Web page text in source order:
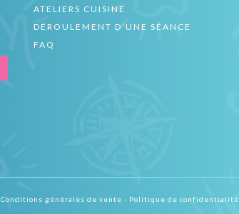
ATELIERS CUISINE
DÉROULEMENT D’UNE SÉANCE
FAQ
Conditions générales de vente - Politique de confidentialité